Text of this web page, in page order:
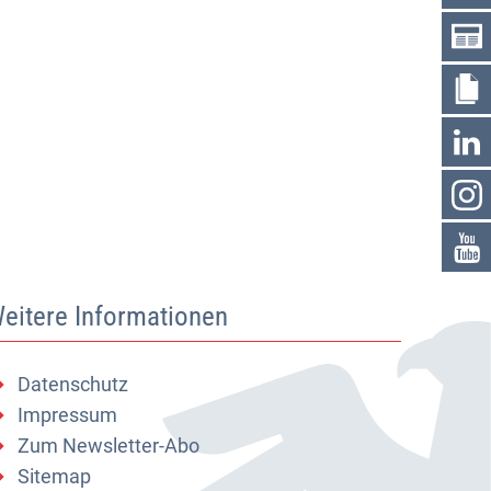
Informationen
Datenschutz
Impressum
Zum Newsletter-Abo
Sitemap